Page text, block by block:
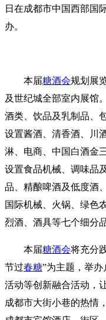
日在成都市中国西部国
办。
本届糖酒会规划展
及世纪城全部室内展馆
酒类、饮品及乳制品、
设置酱酒、清香酒、川
淋、电商、中国白酒金
设置食品机械、调味品
品、精酿啤酒及低度酒
国际机械、火锅、绿色
烈酒、酒具等七个细分
本届糖酒会将充分
节过春糖”为主题，举
活动等创新融合活动，
成都市大街小巷的热情